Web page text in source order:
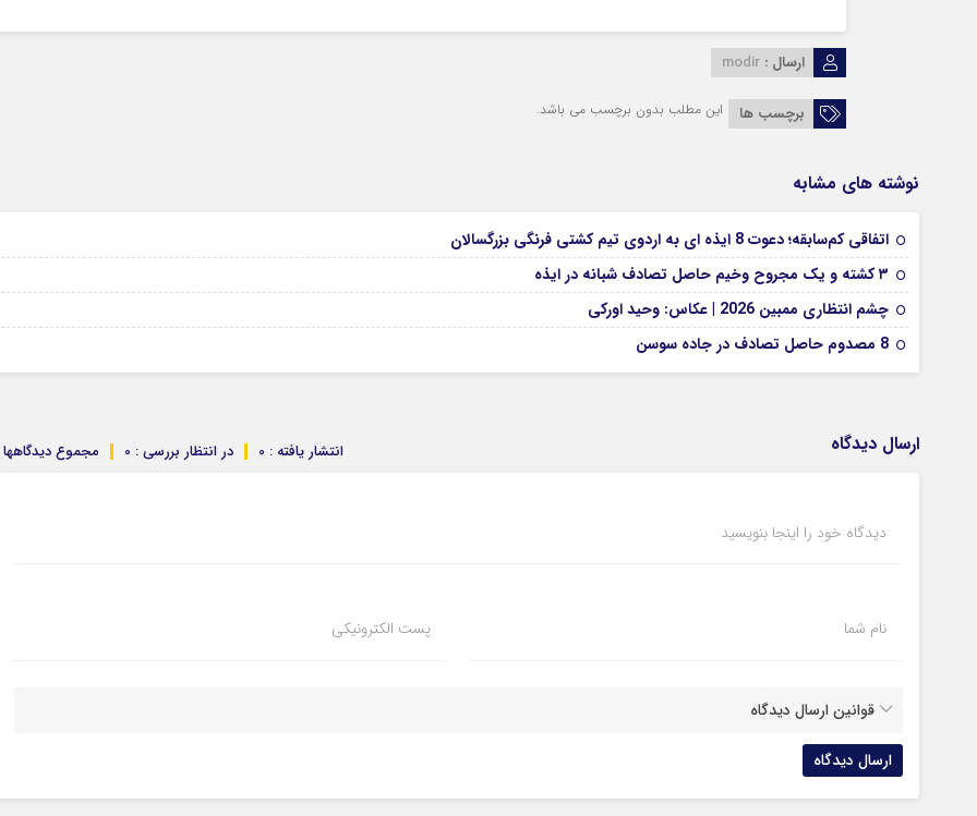
ارسال : modir
برچسب ها این مطلب بدون برچسب می باشد.
نوشته های مشابه
اتفاقی کم‌سابقه؛ دعوت 8 ایذه ای به اردوی تیم کشتی فرنگی بزرگسالان
۳ کشته و یک مجروح وخیم حاصل تصادف شبانه در ایذه
چشم انتظاری ممبین 2026 | عکاس: وحید اورکی
8 مصدوم حاصل تصادف در جاده سوسن
ارسال دیدگاه مجموع دیدگاهها : در انتظار بررسی : 0 انتشار یافته : 0
دیدگاه خود را اینجا بنویسید
نام شما پست الکترونیکی
قوانین ارسال دیدگاه